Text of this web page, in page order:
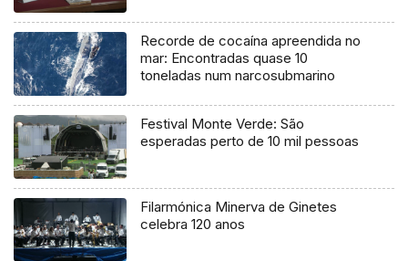
Recorde de cocaína apreendida no
mar: Encontradas quase 10
toneladas num narcosubmarino
Festival Monte Verde: São
esperadas perto de 10 mil pessoas
Filarmónica Minerva de Ginetes
celebra 120 anos